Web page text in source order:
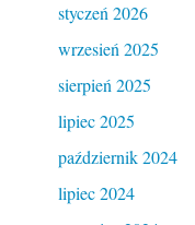
styczeń 2026
wrzesień 2025
sierpień 2025
lipiec 2025
październik 2024
lipiec 2024